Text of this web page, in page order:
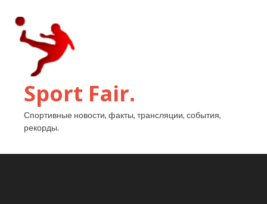
Sport Fair.
Спортивные новости, факты, трансляции, события,
рекорды.